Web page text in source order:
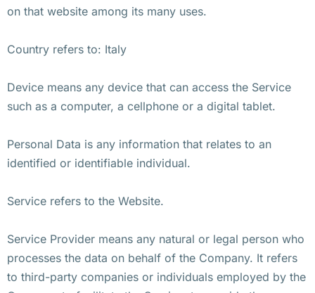
on that website among its many uses.
Country refers to: Italy
Device means any device that can access the Service
such as a computer, a cellphone or a digital tablet.
Personal Data is any information that relates to an
identified or identifiable individual.
Service refers to the Website.
Service Provider means any natural or legal person who
processes the data on behalf of the Company. It refers
to third-party companies or individuals employed by the